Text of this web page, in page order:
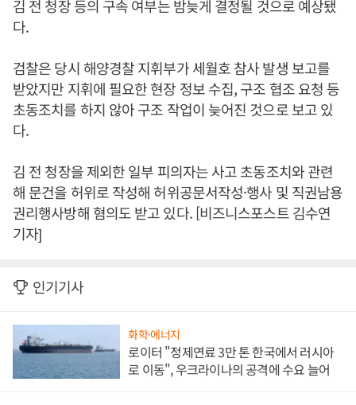
김 전 청장 등의 구속 여부는 밤늦게 결정될 것으로 예상됐
다.
검찰은 당시 해양경찰 지휘부가 세월호 참사 발생 보고를
받았지만 지휘에 필요한 현장 정보 수집, 구조 협조 요청 등
초동조치를 하지 않아 구조 작업이 늦어진 것으로 보고 있
다.
김 전 청장을 제외한 일부 피의자는 사고 초동조치와 관련
해 문건을 허위로 작성해 허위공문서작성·행사 및 직권남용
권리행사방해 혐의도 받고 있다. [비즈니스포스트 김수연
기자]
인기기사
화학·에너지
로이터 "정제연료 3만 톤 한국에서 러시아
로 이동", 우크라이나의 공격에 수요 늘어